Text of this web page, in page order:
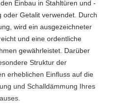
Einbau in Stahltüren und -
oder Getalit verwendet. Durch
wird ein ausgezeichneter
und eine ordentliche
gewährleistet. Darüber
Struktur der
erheblichen Einfluss auf die
und Schalldämmung Ihres